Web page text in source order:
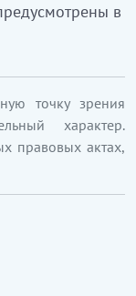
в
точку зрения
характер.
правовых актах,